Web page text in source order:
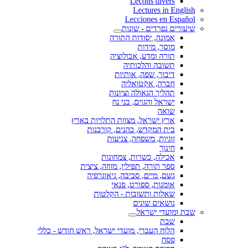
Lectures in English
Lecciones en Español
שיעורים נפרדים - שונות
אמונה, יסודות התורה
מוסר, מידות
תורה ומדע, אבולוציה
תשובה והלכותיה
דיבור, שפה, אותיות
חברה, אקטואליה
תהליך הגאולה וציונות
ישראל והגוים, בני נח
שואה
ארץ ישראל, מצוות התלויות בארץ
בית המקדש, כהנים, קורבנות
זוגיות, משפחה, צניעות
חינוך
אכילה, כשרות, צמחונות
ספר תורה, תפילין, מזוזה, ציצית
גשם, מיים, סביבה, גיאוגרפיה
אומנות, ספורט, פנאי
שאלות ותשובות - הקלטות
נושאים שונים
שבת ומועדי ישראל
שבת
הלוח העברי, מועדי ישראל, ראש חודש - כללי
פסח